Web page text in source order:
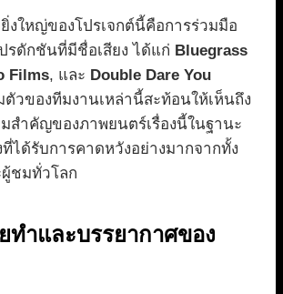
งใหญ่ของโปรเจกต์นี้คือการร่วมมือ
รดักชันที่มีชื่อเสียง ได้แก่ Bluegrass
Films, และ Double Dare You
ตัวของทีมงานเหล่านี้สะท้อนให้เห็นถึง
สำคัญของภาพยนตร์เรื่องนี้ในฐานะ
ได้รับการคาดหวังอย่างมากจากทั้ง
ชมทั่วโลก
ทำและบรรยากาศของ